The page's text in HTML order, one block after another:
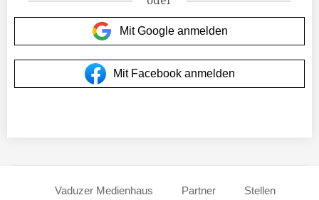
Mit Google anmelden
Mit Facebook anmelden
Vaduzer Medienhaus Partner Stellen